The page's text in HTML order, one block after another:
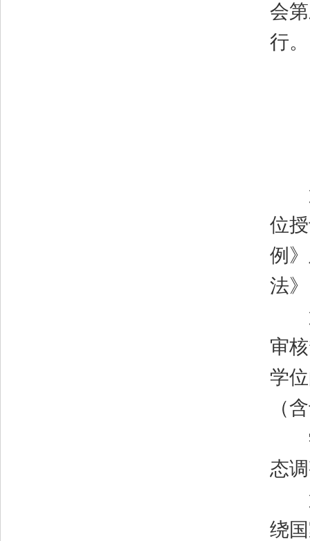
会
行。
第
位
例
法
第
审
学
（
学
态
第
绕